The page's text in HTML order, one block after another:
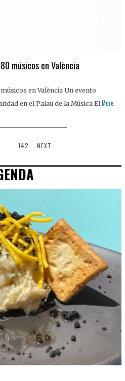
músicos en València
en València Un evento
en el Palau de la Música El More
142 NEXT